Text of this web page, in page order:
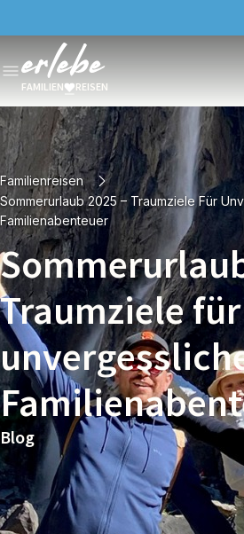
FAMILIEN REISEN
Familienreisen
Sommerurlaub 2025 – Traumziele Für
Familienabenteuer
Traumziele für
Blog